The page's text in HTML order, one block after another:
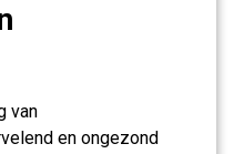
van
en ongezond